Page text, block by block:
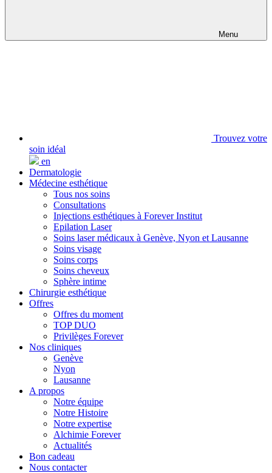
Menu
Trouvez votre
soin idéal
en
Dermatologie
Médecine esthétique
Tous nos soins
Consultations
Injections esthétiques à Forever Institut
Epilation Laser
Soins laser médicaux à Genève, Nyon et Lausanne
Soins visage
Soins corps
Soins cheveux
Sphère intime
Chirurgie esthétique
Offres
Offres du moment
TOP DUO
Privilèges Forever
Nos cliniques
Genève
Nyon
Lausanne
A propos
Notre équipe
Notre Histoire
Notre expertise
Alchimie Forever
Actualités
Bon cadeau
Nous contacter